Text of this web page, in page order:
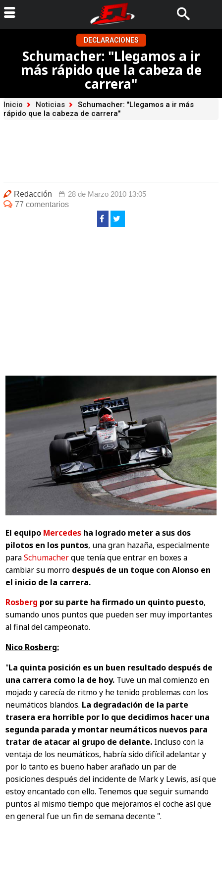
DECLARACIONES
Schumacher: "Llegamos a ir
más rápido que la cabeza de
carrera"
Inicio Noticias
Schumacher: "Llegamos a ir más
rápido que la cabeza de carrera"
Redacción
28 de Marzo 2010 13:05
77 comentarios
El equipo Mercedes ha logrado meter a sus dos
pilotos en los puntos, una gran hazaña, especialmente
paraSchumacherque tenía que entrar en boxes a
cambiar su morro después de un toque con Alonso en
el inicio de la carrera.
Rosberg por su parte ha firmado un quinto puesto,
sumando unos puntos que pueden ser muy importantes
al final del campeonato.
Nico Rosberg:
"La quinta posición es un buen resultado después de
una carrera como la de hoy. Tuve un mal comienzo en
mojado y carecía de ritmo y he tenido problemas con los
neumáticos blandos. La degradación de la parte
trasera era horrible por lo que decidimos hacer una
segunda parada y montar neumáticos nuevos para
tratar de atacar al grupo de delante. Incluso con la
ventaja de los neumáticos, habría sido difícil adelantar y
por lo tanto es bueno haber arañado un par de
posiciones después del incidente de Mark y Lewis, así que
estoy encantado con ello. Tenemos que seguir sumando
puntos al mismo tiempo que mejoramos el coche así que
en general fue un fin de semana decente ".